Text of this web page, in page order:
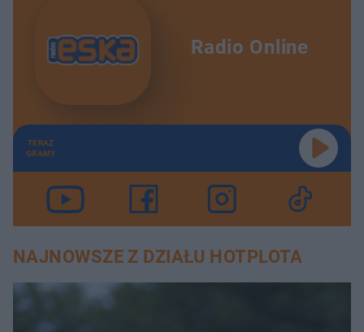
Radio Online
TERAZ
GRAMY
NAJNOWSZE Z DZIAŁU HOTPLOTA